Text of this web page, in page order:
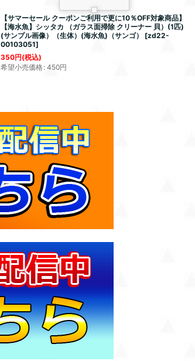
【サマーセール クーポンご利用で更に10％OFF対象商品】
【海水魚】シッタカ （ガラス面掃除 クリーナー 貝）(1匹)
(サンプル画像）（生体）(海水魚)（サンゴ）
[zd22-
00103051]
350円(税込)
希望小売価格: 450円